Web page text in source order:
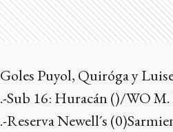
Goles Puyol, Quiróga y
.-Sub 16: Huracán ()/WO
.-Reserva Newell´s